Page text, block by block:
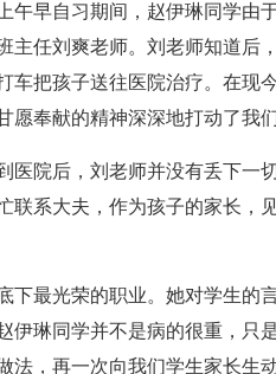
午早自习期间，赵伊琳同学由
主任刘爽老师。刘老师知道后
车把孩子送往医院治疗。在现
愿奉献的精神深深地打动了我们
医院后，刘老师并没有丢下一
联系大夫，作为孩子的家长，
下最光荣的职业。她对学生的
伊琳同学并不是病的很重，只
法，再一次向我们学生家长生